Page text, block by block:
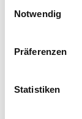
Notwendig
Präferenzen
Statistiken